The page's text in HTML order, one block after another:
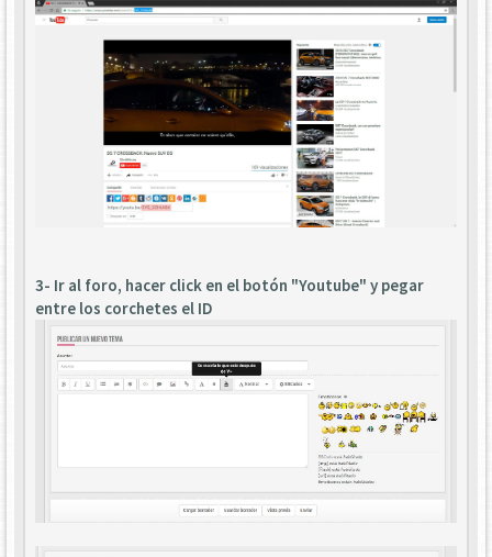
3- Ir al foro, hacer click en el botón "Youtube" y pegar
entre los corchetes el ID